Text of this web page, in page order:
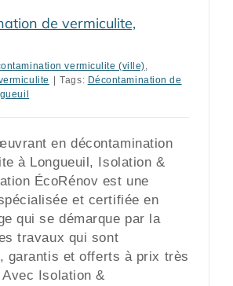
de vermiculite,
vermiculite (ville),
Tags: Décontamination de
en décontamination
à Longueuil, Isolation &
ÉcoRénov est une
et certifiée en
qui se démarque par la
travaux qui sont
garantis et offerts à prix très
Isolation &